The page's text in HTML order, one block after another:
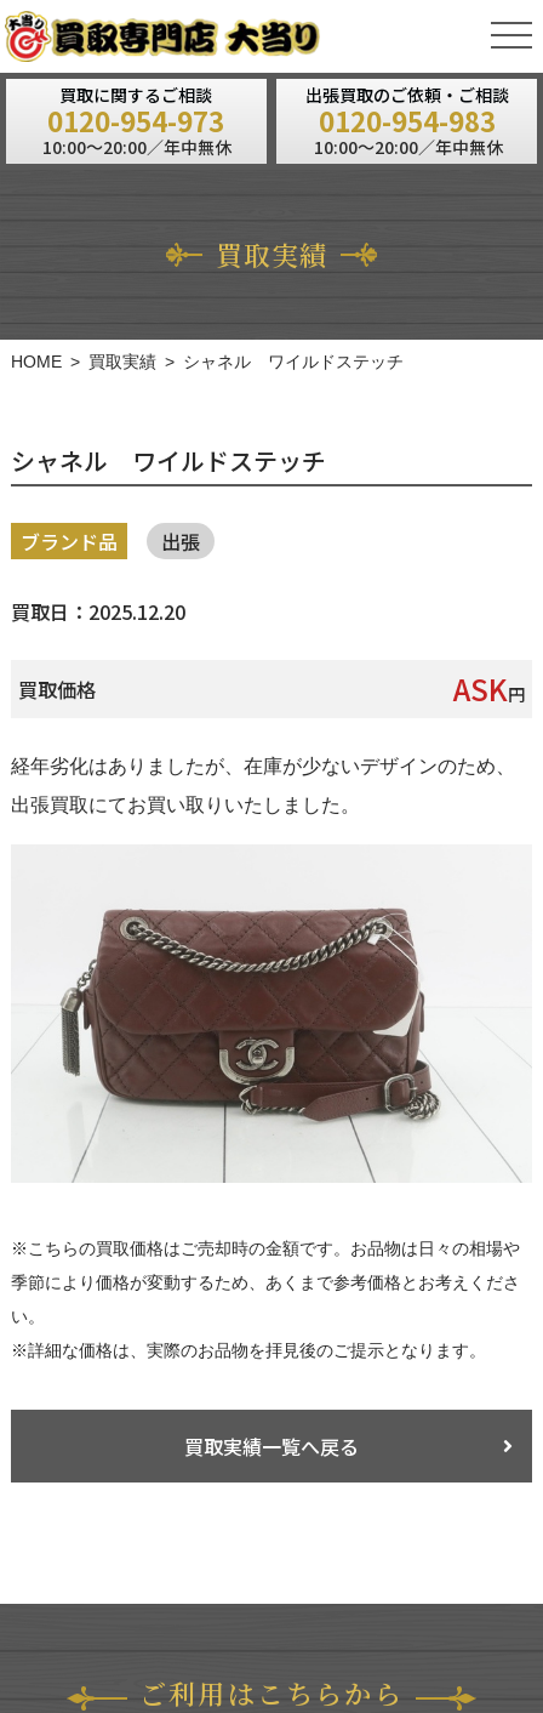
買取に関するご相談
0120-954-973
10:00～20:00／年中無休
出張買取のご依頼・ご相談
0120-954-983
10:00～20:00／年中無休
買取実績
HOME 買取実績 シャネル ワイルドステッチ
シャネル ワイルドステッチ
ブランド品 出張
買取日：2025.12.20
買取価格 ASK円
経年劣化はありましたが、在庫が少ないデザインのため、
出張買取にてお買い取りいたしました。
※こちらの買取価格はご売却時の金額です。お品物は日々の相場や
季節により価格が変動するため、あくまで参考価格とお考えくださ
い。
※詳細な価格は、実際のお品物を拝見後のご提示となります。
買取実績一覧へ戻る
ご利用はこちらから